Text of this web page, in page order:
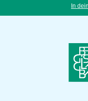
In